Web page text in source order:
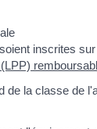
inscrites
de la classe de